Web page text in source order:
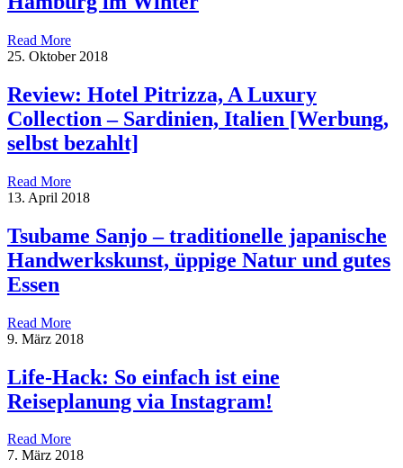
Read More
25. Oktober 2018
Review: Hotel Pitrizza, A Luxury
Collection – Sardinien, Italien [Werbung,
selbst bezahlt]
Read More
13. April 2018
Tsubame Sanjo – traditionelle japanische
Handwerkskunst, üppige Natur und gutes
Essen
Read More
9. März 2018
Life-Hack: So einfach ist eine
Reiseplanung via Instagram!
Read More
7. März 2018